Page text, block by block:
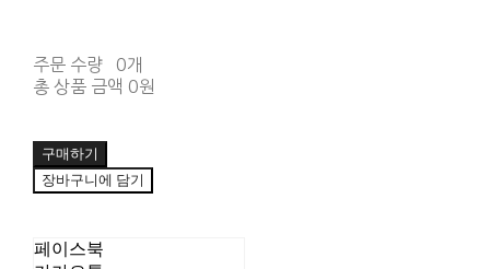
주문 수량
0개
총 상품 금액 0원
구매하기
장바구니에 담기
페이스북